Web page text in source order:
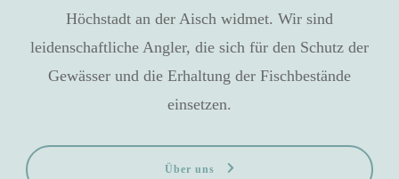
Höchstadt an der Aisch widmet. Wir sind
leidenschaftliche Angler, die sich für den Schutz der
Gewässer und die Erhaltung der Fischbestände
einsetzen.
Über uns